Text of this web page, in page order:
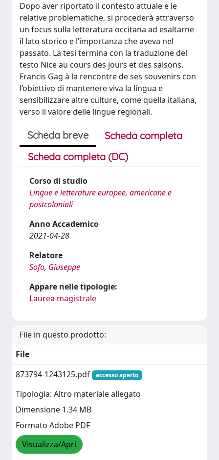
Dopo aver riportato il contesto attuale e le
relative problematiche, si procederà attraverso
un focus sulla letteratura occitana ad esaltarne
il lato storico e l’importanza che aveva nel
passato. La tesi termina con la traduzione del
testo Nice au cours des jours et des saisons.
Francis Gag à la rencontre de ses souvenirs con
l’obiettivo di mantenere viva la lingua e
sensibilizzare altre culture, come quella italiana,
verso il valore delle lingue regionali.
Scheda breve
Scheda completa
Scheda completa (DC)
Corso di studio
Lingue e letterature europee, americane e
postcoloniali
Anno Accademico
2021-04-28
Relatore
Sofo, Giuseppe
Appare nelle tipologie:
Laurea magistrale
File in questo prodotto:
File
873794-1243125.pdf
accesso aperto
Tipologia: Altro materiale allegato
Dimensione 1.34 MB
Formato Adobe PDF
Visualizza/Apri